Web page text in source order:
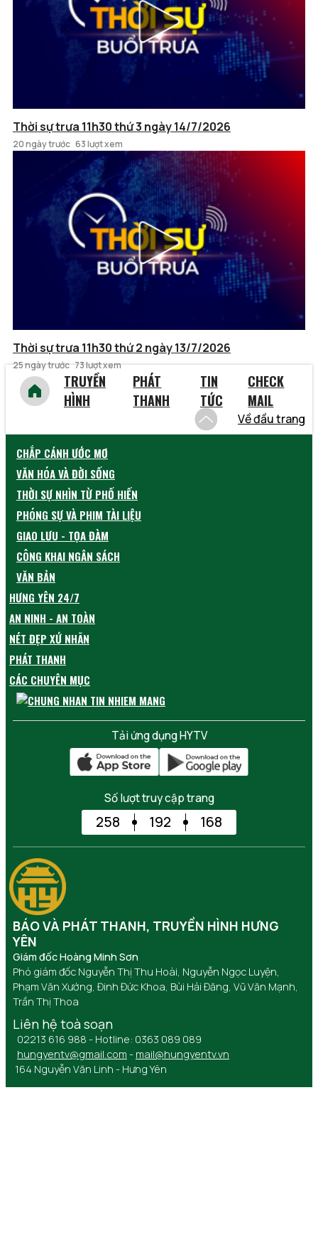
Thời sự trưa 11h30 thứ 3 ngày 14/7/2026
20 ngày trước 63 lượt xem
Thời sự trưa 11h30 thứ 2 ngày 13/7/2026
25 ngày trước 73 lượt xem
TRUYỀN
HÌNH
PHÁT
THANH
TIN
TỨC
CHECK
MAIL
Về đầu trang
CHẮP CÁNH ƯỚC MƠ
VĂN HÓA VÀ ĐỜI SỐNG
THỜI SỰ NHÌN TỪ PHỐ HIẾN
PHÓNG SỰ VÀ PHIM TÀI LIỆU
GIAO LƯU - TỌA ĐÀM
CÔNG KHAI NGÂN SÁCH
VĂN BẢN
HƯNG YÊN 24/7
AN NINH - AN TOÀN
NÉT ĐẸP XỨ NHÃN
PHÁT THANH
CÁC CHUYÊN MỤC
Tải ứng dụng HYTV
Số lượt truy cập trang
258 192 168
BÁO VÀ PHÁT THANH, TRUYỀN HÌNH HƯNG
YÊN
Giám đốc Hoàng Minh Sơn
Phó giám đốc Nguyễn Thị Thu Hoài, Nguyễn Ngọc Luyện,
Phạm Văn Xướng, Đinh Đức Khoa, Bùi Hải Đăng, Vũ Văn Mạnh,
Trần Thị Thoa
Liên hệ toà soạn
02213 616 988 - Hotline: 0363 089 089
hungyentv@gmail.com - mail@hungyentv.vn
164 Nguyễn Văn Linh - Hưng Yên